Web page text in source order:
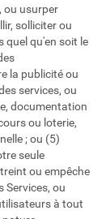
ou usurper
solliciter ou
quel qu'en soit le
la publicité ou
services, ou
documentation
ou loterie,
; ou (5)
seule
ou empêche
Services, ou
à tout